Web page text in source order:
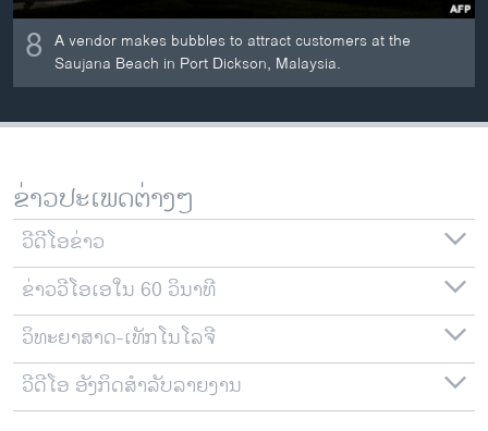
8 A vendor makes bubbles to attract customers at the
Saujana Beach in Port Dickson, Malaysia.
ຂ່າວປະເພດຕ່າງໆ
ວີດີໂອຂ່າວ
ຂ່າວວີໂອເອໃນ 60 ວິນາທີ
ວິທະຍາສາດ-ເທັກໂນໂລຈີ
ວີດີໂອ ອັງກິດສຳລັບລາຍງານ